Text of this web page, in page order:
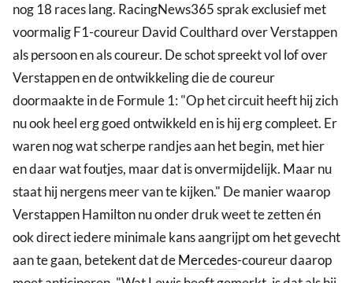
nog 18 races lang. RacingNews365 sprak exclusief met
voormalig F1-coureur David Coulthard over Verstappen
als persoon en als coureur. De schot spreekt vol lof over
Verstappen en de ontwikkeling die de coureur
doormaakte in de Formule 1: "Op het circuit heeft hij zich
nu ook heel erg goed ontwikkeld en is hij erg compleet. Er
waren nog wat scherpe randjes aan het begin, met hier
en daar wat foutjes, maar dat is onvermijdelijk. Maar nu
staat hij nergens meer van te kijken." De manier waarop
Verstappen Hamilton nu onder druk weet te zetten én
ook direct iedere minimale kans aangrijpt om het gevecht
aan te gaan, betekent dat deMercedes-coureur daarop